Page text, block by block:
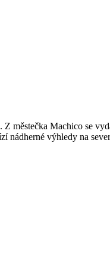
. Z městečka Machico se
nádherné výhledy na